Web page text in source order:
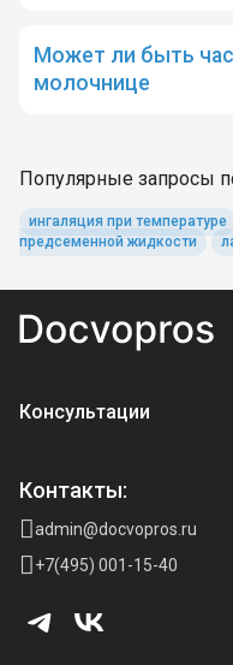
Может ли быть
молочнице
Популярные запросы
ингаляция при температуре
предсеменной жидкости
Консультации
Контакты:
admin@docvopros.ru
+7(495) 001-15-40